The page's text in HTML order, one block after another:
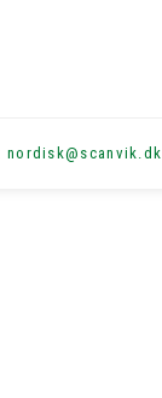
nordisk@scanvik.dk